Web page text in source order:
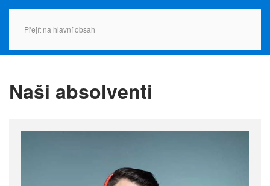
Přejít na hlavní obsah
Naši absolventi